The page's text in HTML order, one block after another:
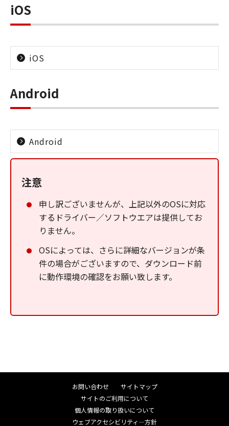
iOS
iOS
Android
Android
注意
申し訳ございませんが、上記以外のOSに対応
するドライバー／ソフトウエアは提供してお
りません。
OSによっては、さらに詳細なバージョンが条
件の場合がございますので、ダウンロード前
に動作環境の確認をお願い致します。
お問い合わせ
サイトマップ
サイトのご利用について
個人情報の取り扱いについて
ウェブアクセシビリティ―方針